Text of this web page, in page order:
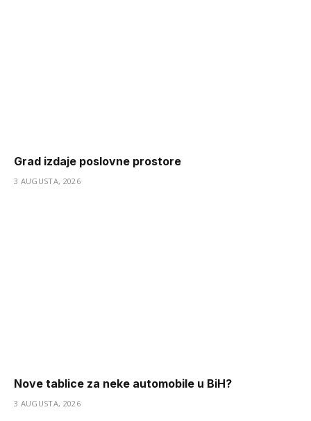
Grad izdaje poslovne prostore
3 AUGUSTA, 2026
Nove tablice za neke automobile u BiH?
3 AUGUSTA, 2026